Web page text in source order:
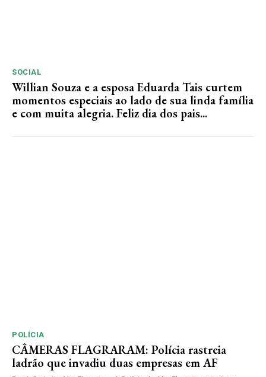
SOCIAL
Willian Souza e a esposa Eduarda Tais curtem
momentos especiais ao lado de sua linda família
e com muita alegria. Feliz dia dos pais...
POLÍCIA
CÂMERAS FLAGRARAM: Polícia rastreia
ladrão que invadiu duas empresas em AF